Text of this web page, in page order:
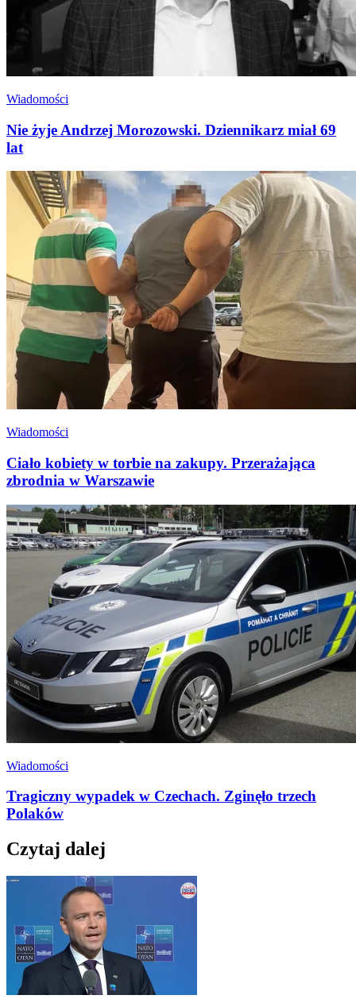
Wiadomości
Nie żyje Andrzej Morozowski. Dziennikarz miał 69
lat
Wiadomości
Ciało kobiety w torbie na zakupy. Przerażająca
zbrodnia w Warszawie
Wiadomości
Tragiczny wypadek w Czechach. Zginęło trzech
Polaków
Czytaj dalej